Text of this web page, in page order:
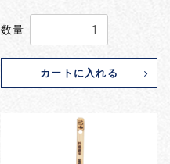
数量
カートに入れる